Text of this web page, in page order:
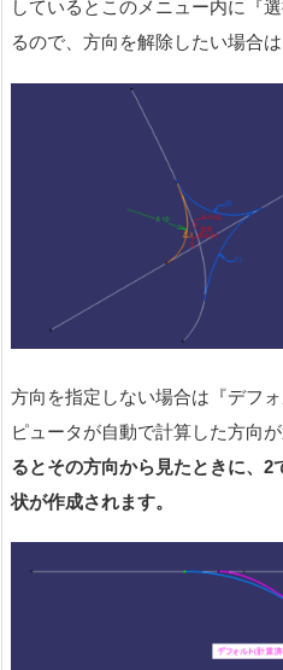
しているとこのメニュー内に『
るので、方向を解除したい場合
方向を指定しない場合は『デフ
ピュータが自動で計算した方向が
るとその方向から見たときに、2
状が作成されます。